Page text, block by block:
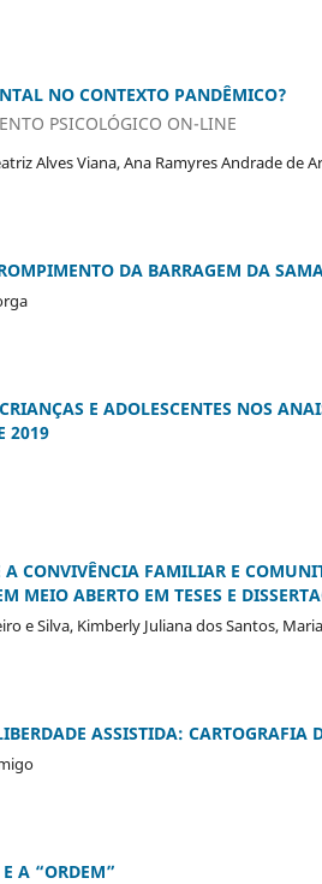
NO CONTEXTO PANDÊMICO?
PSICOLÓGICO ON-LINE
Alves Viana, Ana Ramyres Andrade de
DA BARRAGEM DA
E ADOLESCENTES NOS
2019
CONVIVÊNCIA FAMILIAR E
MEIO ABERTO EM TESES E
e Silva, Kimberly Juliana dos Santos,
ASSISTIDA: CARTOGRAFIA
A “ORDEM”